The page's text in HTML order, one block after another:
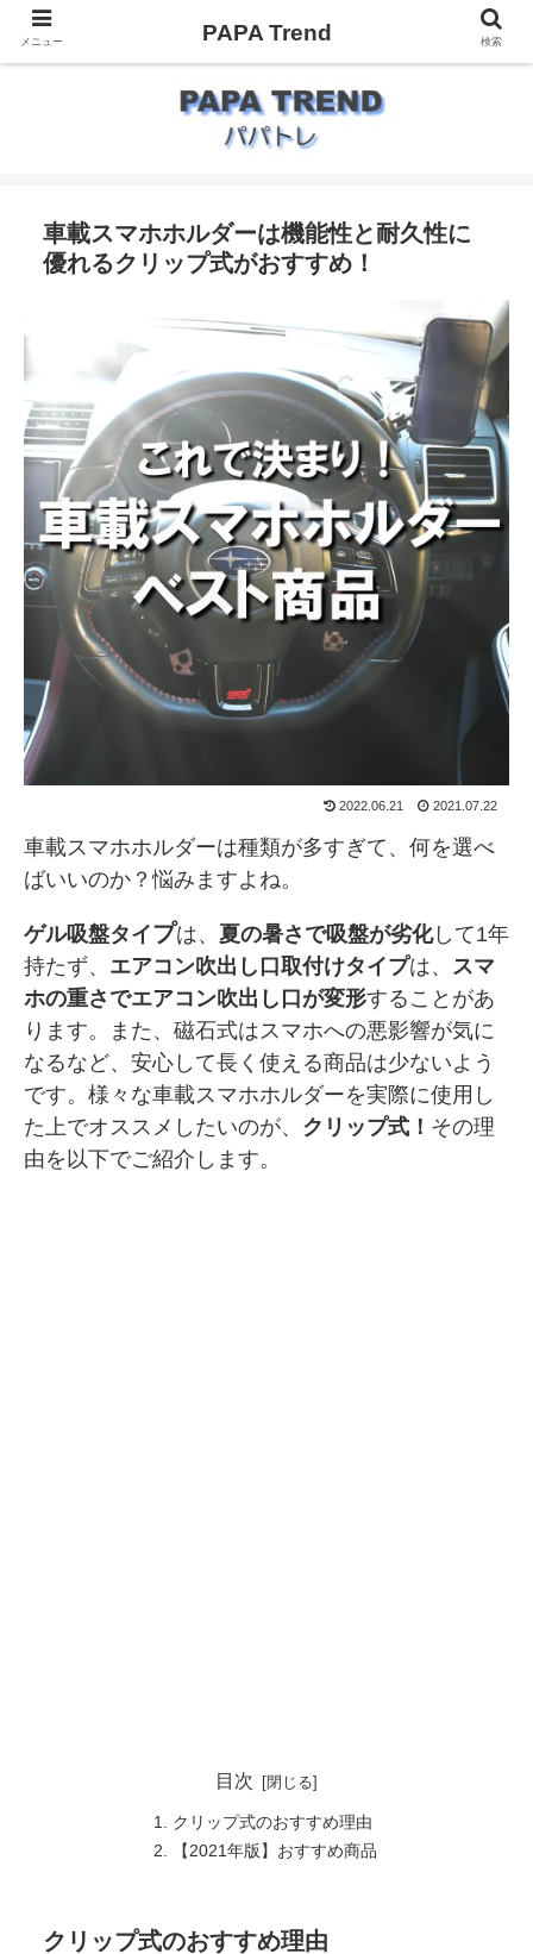
車載スマホホルダーは機能性と耐久性に
優れるクリップ式がおすすめ！
2022.06.21 2021.07.22
車載スマホホルダーは種類が多すぎて、何を選べ
ばいいのか？悩みますよね。
ゲル吸盤タイプは、 夏の暑さで吸盤が劣化して1年
持たず、 エアコン吹出し口取付けタイプは、 スマ
ホの重さでエアコン吹出し口が変形することがあ
ります。また、磁石式はスマホへの悪影響が気に
なるなど、安心して長く使える商品は少ないよう
です。様々な車載スマホホルダーを実際に使用し
た上でオススメしたいのが、 クリップ式！ その理
由を以下でご紹介します。
目次
クリップ式のおすすめ理由
【2021年版】おすすめ商品
クリップ式のおすすめ理由
メニュー PAPA Trend 検索